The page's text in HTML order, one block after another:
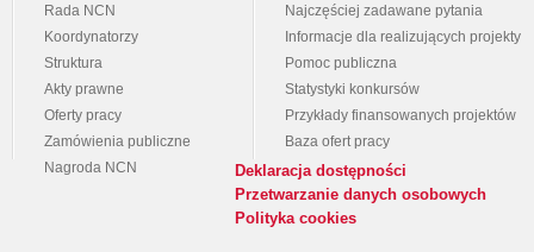
Rada NCN
Koordynatorzy
Struktura
Akty prawne
Oferty pracy
Zamówienia publiczne
Nagroda NCN
Najczęściej zadawane pytania
Informacje dla realizujących projekty
Pomoc publiczna
Statystyki konkursów
Przykłady finansowanych projektów
Baza ofert pracy
Deklaracja dostępności
Przetwarzanie danych osobowych
Polityka cookies